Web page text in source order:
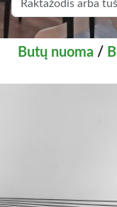
Butų nuoma /